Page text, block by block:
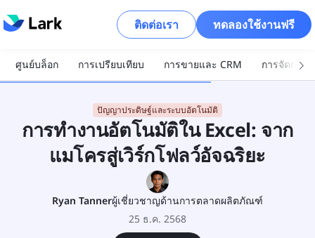
ติดต่อเรา ทดลองใช้งานฟรี
ศูนย์บล็อก การเปรียบเทียบ การขายและ CRM การจัดการ
ปัญญาประดิษฐ์และระบบอัตโนมัติ
การทำงานอัตโนมัติใน Excel: จาก
แมโครสู่เวิร์กโฟลว์อัจฉริยะ
Ryan Tannerผู้เชี่ยวชาญด้านการตลาดผลิตภัณฑ์
25 ธ.ค. 2568